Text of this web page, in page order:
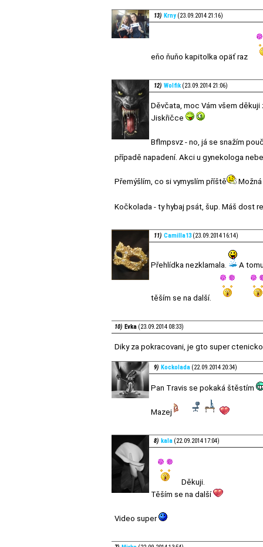
13) Krny (23.09.2014 21:16)
eňo ňuňo kapitolka opäť raz
12) Wolfik (23.09.2014 21:06)
Děvčata, moc Vám všem
Jiskřičce
Bflmpsvz - no, já se snažím
případě napadení. Akci u gynekologa
Přemýšlím, co si vymyslím příště
Kočkolada - ty hybaj psát, šup. Máš dost
11) Camilla13(23.09.2014 16:14)
Přehlídka nezklamala. A
těším se na další.
10) Evka (23.09.2014 08:33)
Diky za pokracovani, je gto super
9) Kockolada (22.09.2014 20:34)
Pan Travis se pokaká štěstím
Mazej
8) kala (22.09.2014 17:04)
Děkuji.
Těším se na další
Video super